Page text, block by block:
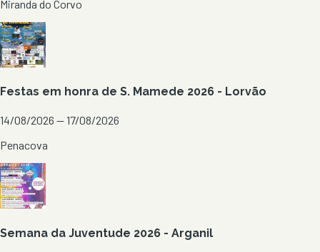
Miranda do Corvo
Festas em honra de S. Mamede 2026 - Lorvão
14/08/2026 — 17/08/2026
Penacova
Semana da Juventude 2026 - Arganil